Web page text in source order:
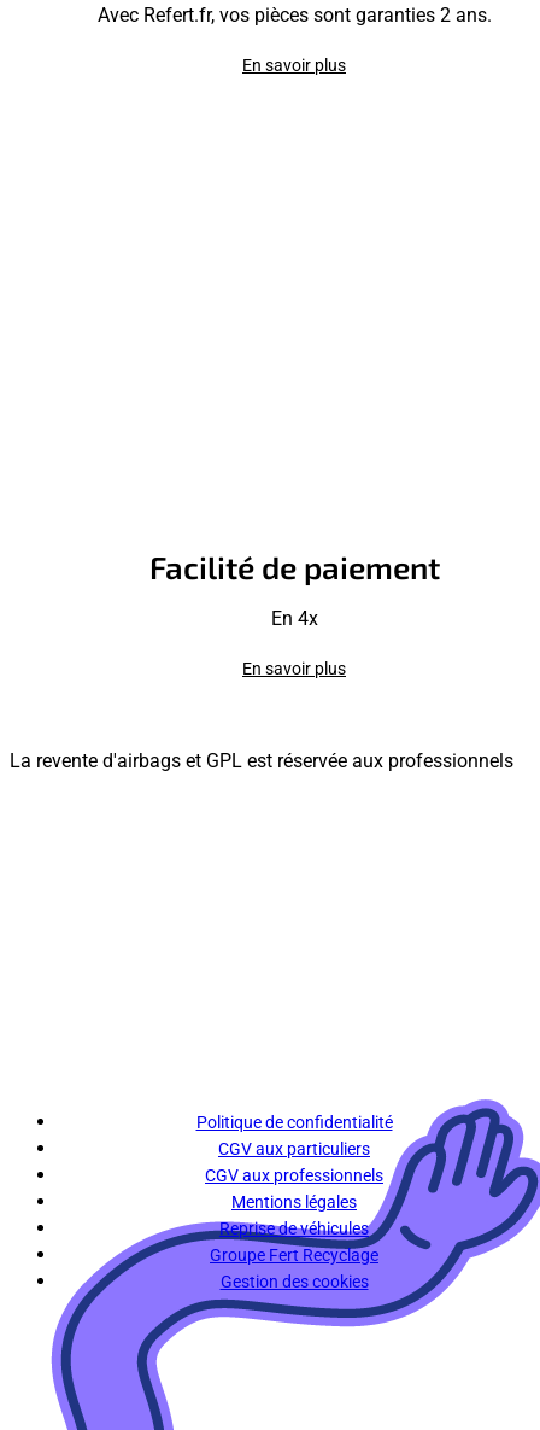
Avec Refert.fr, vos pièces sont garanties 2 ans.
En savoir plus
Facilité de paiement
En 4x
En savoir plus
La revente d'airbags et GPL est réservée aux professionnels
Politique de confidentialité
CGV aux particuliers
CGV aux professionnels
Mentions légales
Reprise de véhicules
Groupe Fert Recyclage
Gestion des cookies